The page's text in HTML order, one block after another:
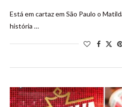
Está em cartaz em São Paulo o
história …